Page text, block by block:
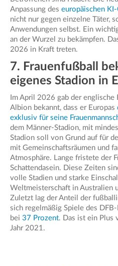
Anpassung des europäischen
nicht nur gegen einzelne Täter,
Anwendungen selbst. Ein
an der Wurzel zu bekämpfen.
2026 in Kraft treten.
7. Frauenfußball
eigenes Stadion in
Im April 2026 gab der
Albion bekannt, dass er Europas
exklusiv für seine
dem Männer-Stadion, mit
Stadion soll von Grund auf für
mit Gemeinschaftsräumen und
Atmosphäre. Lange fristete der
Schattendasein. Diese Zeiten
volle Stadien und starke
Weltmeisterschaft in Australien
Zuletzt lag der Anteil der
sich regelmäßig Spiele des DFB-
bei 37 Prozent. Das ist ein Plus
Jahr 2021.